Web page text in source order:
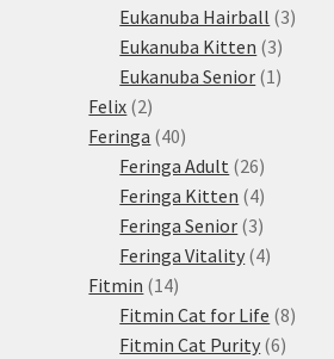
Eukanuba Hairball 33
Eukanuba Kitten 33
Eukanuba Senior 1 1
Felix 22
produkty
Feringa 4040
produktů
Feringa Adult 2626
produktů
Feringa Kitten 44
produkty
Feringa Senior 33
produkty
Feringa Vitality 44
Fitmin 1414
produktů
Fitmin Cat for Life 88
Fitmin Cat Purity 66